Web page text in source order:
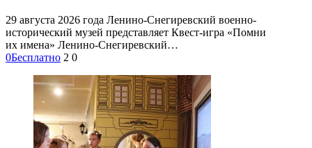
29 августа 2026 года Ленино-Снегиревский военно-
исторический музей представляет Квест-игра «Помни
их имена» Ленино-Снегиревский…
0Бесплатно 2 0